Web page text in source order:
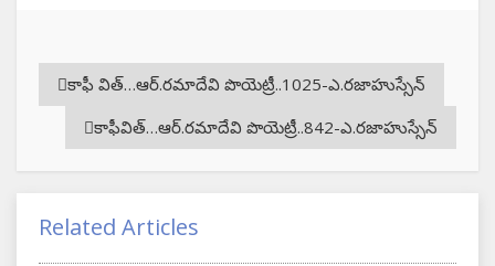
కాఫీ విత్…ఆర్.రమాదేవి పొయెట్రీ..1025-ఎ.రజాహుస్సేన్
కాఫీవిత్…ఆర్.రమాదేవి పొయెట్రీ..842-ఎ.రజాహుస్సేన్
Related Articles